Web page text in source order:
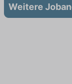
Weitere